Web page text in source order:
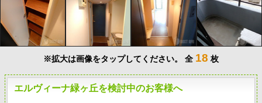
※拡大は画像をタップしてください。 全 18 枚
エルヴィーナ緑ヶ丘を検討中のお客様へ